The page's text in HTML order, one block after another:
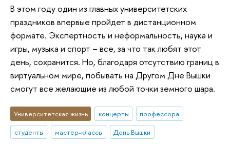
В этом году один из главных университетских
праздников впервые пройдет в дистанционном
формате. Экспертность и неформальность, наука и
игры, музыка и спорт – все, за что так любят этот
день, сохранится. Но, благодаря отсутствию границ в
виртуальном мире, побывать на Другом Дне Вышки
смогут все желающие из любой точки земного шара.
Университетская жизнь концерты
профессора
студенты
мастер-классы День Вышки